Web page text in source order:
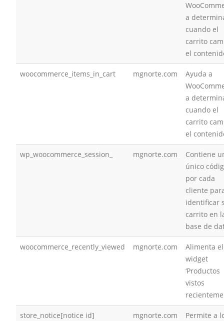
a
cuando el
carrito
el
woocommerce_items_in_cart mgnorte.com
Ayuda a
a
cuando el
carrito
el
wp_woocommerce_session_ mgnorte.com
Contiene
único
por cada
cliente
identificar
carrito en
base de
woocommerce_recently_viewed mgnorte.com
Alimenta el
widget
‘Productos
vistos
store_notice[notice id] mgnorte.com
Permite a